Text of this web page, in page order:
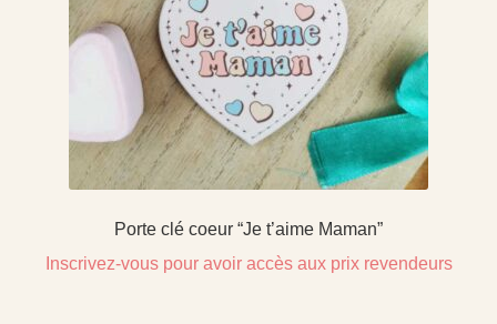
Porte clé coeur “Je t’aime Maman”
Inscrivez-vous pour avoir accès aux prix revendeurs